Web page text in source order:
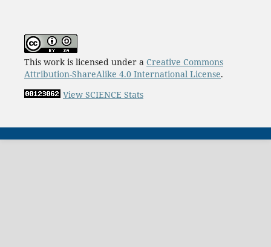
This work is licensed under a Creative Commons
Attribution-ShareAlike 4.0 International License.
View SCIENCE Stats